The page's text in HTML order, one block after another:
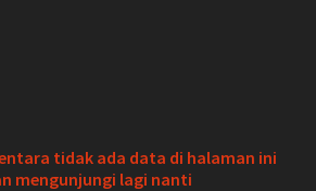
tidak ada data di halaman ini
mengunjungi lagi nanti